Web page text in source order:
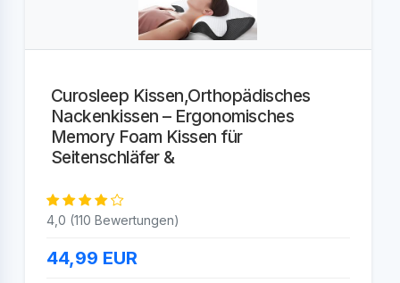
Curosleep Kissen,Orthopädisches
Nackenkissen – Ergonomisches
Memory Foam Kissen für
Seitenschläfer &
4,0 (110 Bewertungen)
44,99 EUR